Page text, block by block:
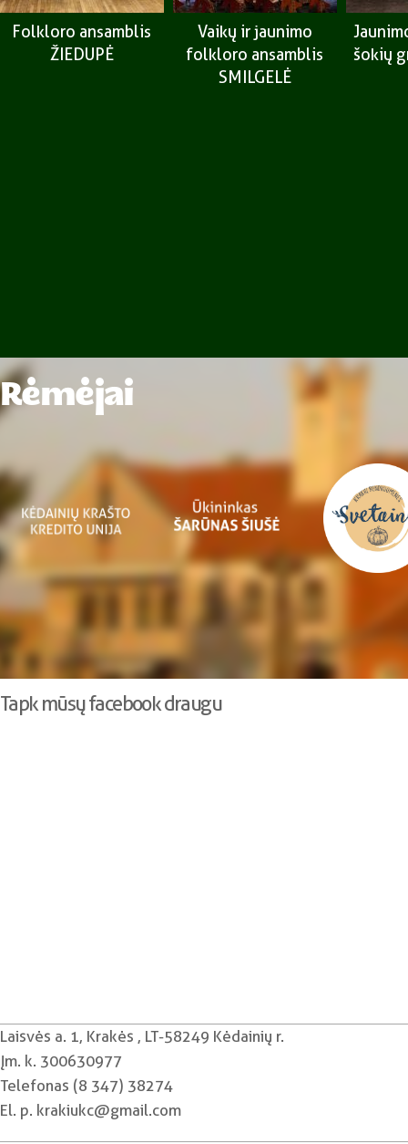
Folkloro ansamblis
ŽIEDUPĖ
Vaikų ir jaunimo
folkloro ansamblis
SMILGELĖ
šokių
Rėmėjai
Tapk mūsų facebook draugu
Laisvės a. 1, Krakės , LT-58249 Kėdainių r.
Įm. k. 300630977
Telefonas (8 347) 38274
El. p. krakiukc@gmail.com